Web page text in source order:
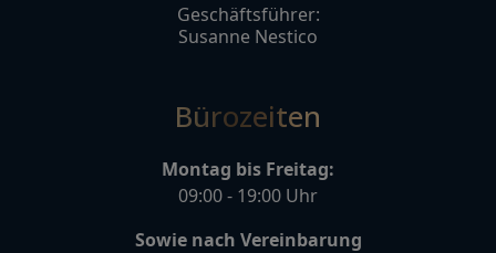
Geschäftsführer:
Susanne Nestico
Bürozeiten
Montag bis Freitag:
09:00 - 19:00 Uhr
Sowie nach Vereinbarung